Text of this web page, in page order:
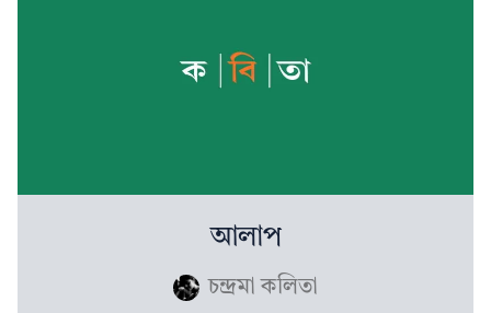
আলাপ
চন্দ্ৰমা কলিতা